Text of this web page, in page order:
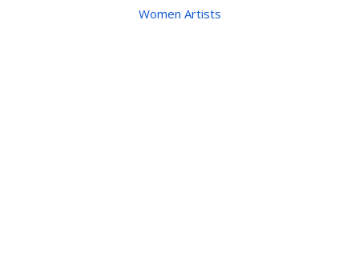
Women Artists